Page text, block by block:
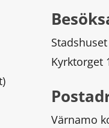
Stadshuset
Kyrktorget
Värnamo